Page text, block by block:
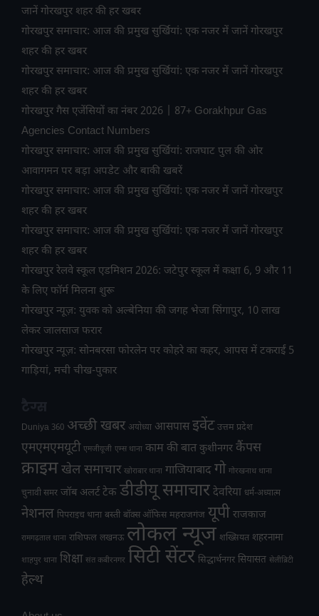
जानें गोरखपुर शहर की हर खबर
गोरखपुर समाचार: आज की प्रमुख सुर्खियां: एक नजर में जानें गोरखपुर
शहर की हर खबर
गोरखपुर समाचार: आज की प्रमुख सुर्खियां: एक नजर में जानें गोरखपुर
शहर की हर खबर
गोरखपुर गैस एजेंसियों का नंबर 2026 | 87+ Gorakhpur Gas
Agencies Contact Numbers
गोरखपुर समाचार: आज की प्रमुख सुर्खियां: राजघाट पुल की ओर
आवागमन पर बड़ा अपडेट और बाकी खबरें
गोरखपुर समाचार: आज की प्रमुख सुर्खियां: एक नजर में जानें गोरखपुर
शहर की हर खबर
गोरखपुर समाचार: आज की प्रमुख सुर्खियां: एक नजर में जानें गोरखपुर
शहर की हर खबर
गोरखपुर रेलवे स्कूल एडमिशन 2026: जटेपुर स्कूल में कक्षा 6, 9 और 11
के लिए फॉर्म मिलना शुरू
गोरखपुर न्यूज़: युवक को अल्बेनिया की जगह भेजा सिंगापुर, 10 लाख
लेकर जालसाज फरार
गोरखपुर न्यूज़: सोनबरसा फोरलेन पर कोहरे का कहर, आपस में टकराईं 5
गाड़ियां, मची चीख-पुकार
Duniya 360 अच्छी खबर अयोध्या आसपास इवेंट उत्तम प्रदेश
एमएमएमयूटी एमजीयूजी एम्स थाना काम की बात कुशीनगर कैंपस
क्राइमखेल समाचार खोराबार थाना गाजियाबादगो गोरखनाथ थाना
चुनावी समर जॉब अलर्ट टेक डीडीयू समाचार देवरिया धर्म-अध्यात्म
नेशनल पिपराइच थाना बस्ती बॉक्स ऑफिस महराजगंज यूपी राजकाज
रामगढ़ताल थाना राशिफल लखनऊ लोकल न्यूज शख्सियत शहरनामा
शाहपुर थाना शिक्षा संत कबीरनगर सिटी सेंटर सिद्धार्थनगर सियासत सेलीब्रिटी
हेल्थ